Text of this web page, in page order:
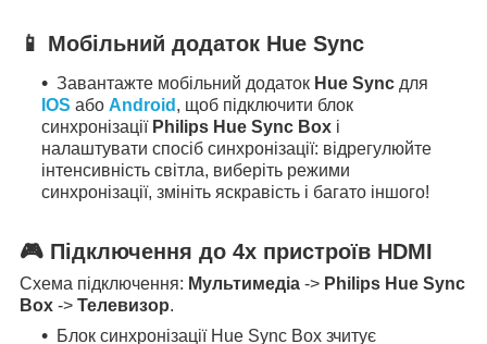
📱 Мобільний додаток Hue Sync
Завантажте мобільний додаток Hue Sync для
IOS або Android , щоб підключити блок
синхронізаціїPhilips Hue Sync Box і
налаштувати спосіб синхронізації: відрегулюйте
інтенсивність світла, виберіть режими
синхронізації, змініть яскравість і багато іншого!
🎮 Підключення до 4х пристроїв HDMI
Схема підключення: Мультимедіа -> Philips Hue Sync
Box -> Телевизор.
Блок синхронізації Hue Sync Box зчитує